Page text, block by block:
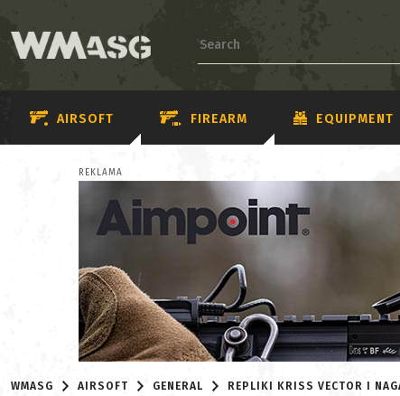
AIRSOFT FIREARM EQUIPMENT
REKLAMA
WMASG AIRSOFT GENERAL REPLIKI KRISS VECTOR I